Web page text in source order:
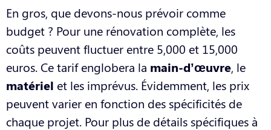
En gros, que devons-nous prévoir comme
budget ? Pour une rénovation complète, les
coûts peuvent fluctuer entre 5,000 et 15,000
euros. Ce tarif englobera la main-d’œuvre, le
matériel et les imprévus. Évidemment, les prix
peuvent varier en fonction des spécificités de
chaque projet. Pour plus de détails spécifiques à